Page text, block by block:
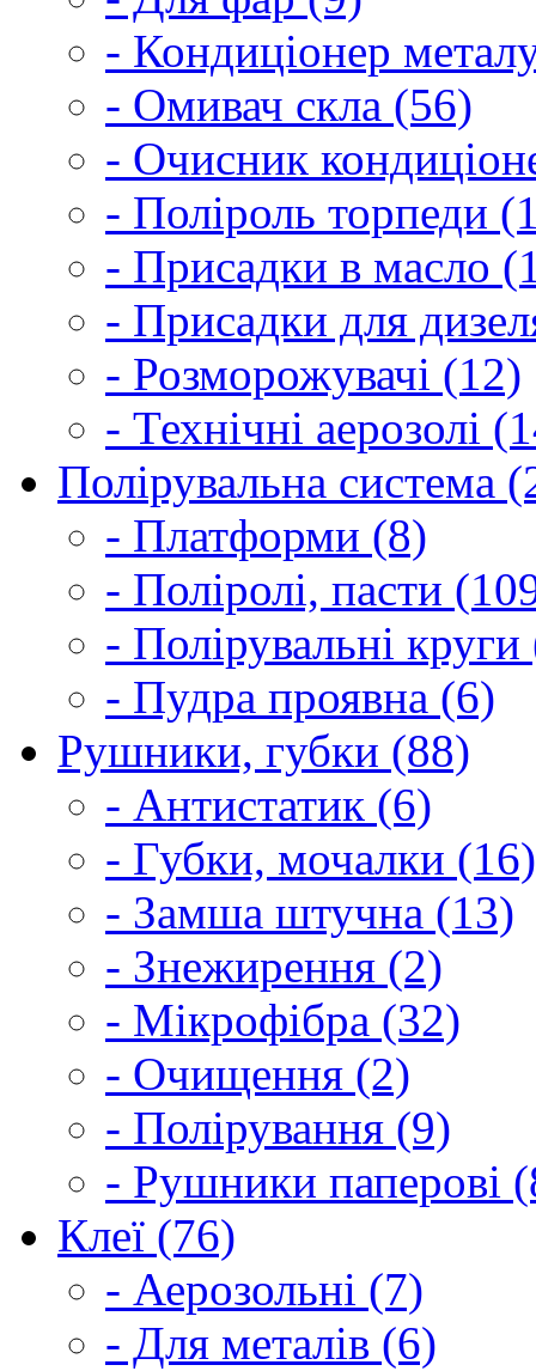
- Кондиціонер
- Омивач скла (56)
- Очисник
- Поліроль торпеди
- Присадки в масло
- Присадки для
- Розморожувачі (12)
- Технічні аерозолі
Полірувальна система
- Платформи (8)
- Поліролі, пасти
- Полірувальні
- Пудра проявна (6)
Рушники, губки (88)
- Антистатик (6)
- Губки, мочалки (16)
- Замша штучна (13)
- Знежирення (2)
- Мікрофібра (32)
- Очищення (2)
- Полірування (9)
- Рушники паперові
Клеї (76)
- Аерозольні (7)
- Для металів (6)